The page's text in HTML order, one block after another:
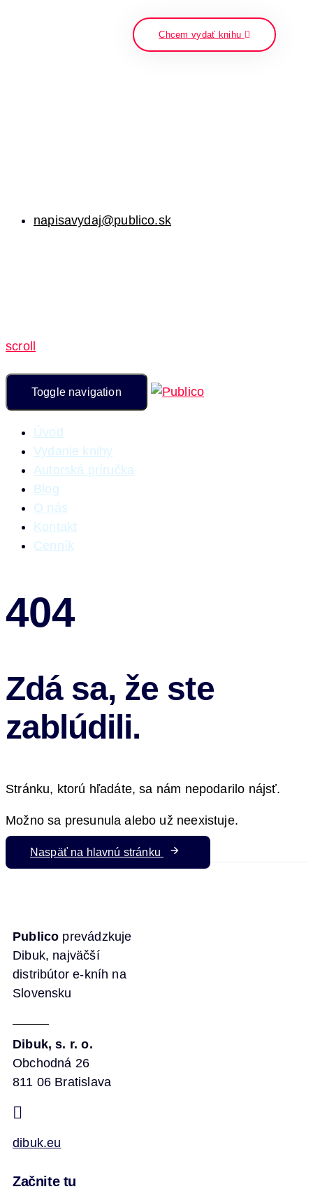
Chcem vydať knihu
napisavydaj@publico.sk
scroll
Toggle navigation
Úvod
Vydanie knihy
Autorská príručka
Blog
O nás
Kontakt
Cenník
404
Zdá sa, že ste
zablúdili.
Stránku, ktorú hľadáte, sa nám nepodarilo nájsť.
Možno sa presunula alebo už neexistuje.
Naspäť na hlavnú stránku
Publico prevádzkuje
Dibuk, najväčší
distribútor e-kníh na
Slovensku
Dibuk, s. r. o.
Obchodná 26
811 06 Bratislava
dibuk.eu
Začnite tu